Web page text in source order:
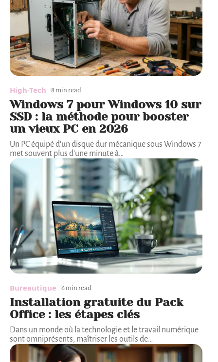
High-Tech 8 min read
Windows 7 pour Windows 10 sur
SSD : la méthode pour booster
un vieux PC en 2026
Un PC équipé d'un disque dur mécanique sous Windows 7
met souvent plus d'une minute à…
Bureautique 6 min read
Installation gratuite du Pack
Office : les étapes clés
Dans un monde où la technologie et le travail numérique
sont omniprésents, maîtriser les outils de…